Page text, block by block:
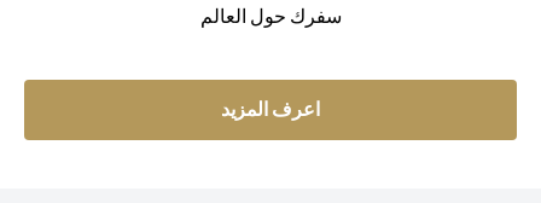
سفرك حول العالم
اعرف المزيد